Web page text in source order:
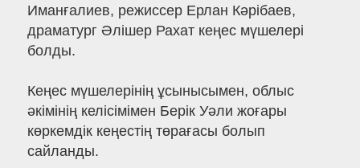
Иманғалиев, режиссер Ерлан Кәрібаев,
драматург Әлішер Рахат кеңес мүшелері
болды.
Кеңес мүшелерінің ұсынысымен, облыс
әкімінің келісімімен Берік Уәли жоғары
көркемдік кеңестің төрағасы болып
сайланды.